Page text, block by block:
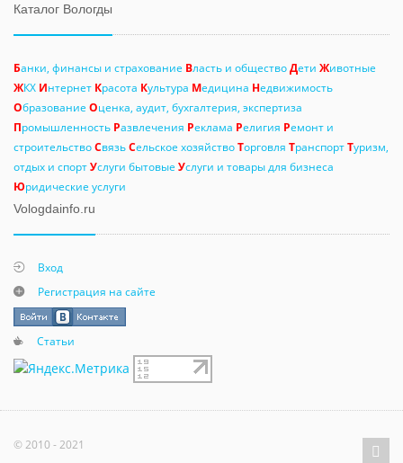
Каталог Вологды
Банки, финансы и страхование Власть и обществоДети Животные
ЖКХ Интернет Красота Культура Медицина Недвижимость
Образование Оценка, аудит, бухгалтерия, экспертиза
Промышленность Развлечения Реклама Религия Ремонт и
строительствоСвязьСельское хозяйствоТорговля ТранспортТуризм,
отдых и спортУслуги бытовые Услуги и товары для бизнеса
Юридические услуги
Vologdainfo.ru
Вход
Регистрация на сайте
Статьи
© 2010 - 2021